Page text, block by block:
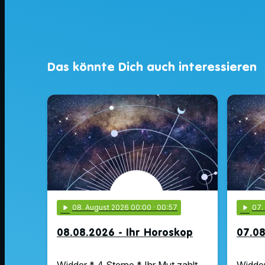
Das könnte Dich auch interessieren
play_arrow 08. August 2026 00:00 · 00:57
08.08.2026 - Ihr Horoskop
play_arrow 07